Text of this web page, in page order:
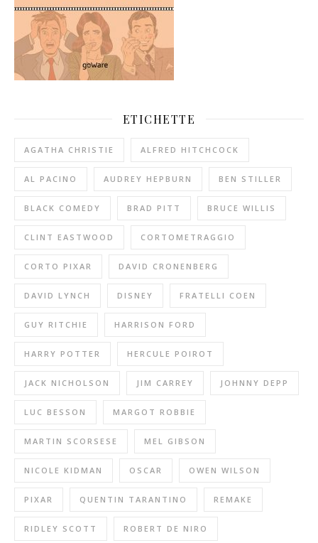
ETICHETTE
AGATHA CHRISTIE ALFRED HITCHCOCK
AL PACINO AUDREY HEPBURN BEN STILLER
BLACK COMEDY BRAD PITT BRUCE WILLIS
CLINT EASTWOOD CORTOMETRAGGIO
CORTO PIXAR DAVID CRONENBERG
DAVID LYNCH DISNEY FRATELLI COEN
GUY RITCHIE HARRISON FORD
HARRY POTTER HERCULE POIROT
JACK NICHOLSON JIM CARREY JOHNNY DEPP
LUC BESSON MARGOT ROBBIE
MARTIN SCORSESE MEL GIBSON
NICOLE KIDMAN OSCAR OWEN WILSON
PIXAR QUENTIN TARANTINO REMAKE
RIDLEY SCOTT ROBERT DE NIRO